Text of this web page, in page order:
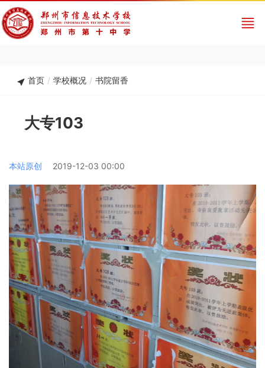
首页 / 学校概况 / 书院留香
大专103
本站原创 2019-12-03 00:00